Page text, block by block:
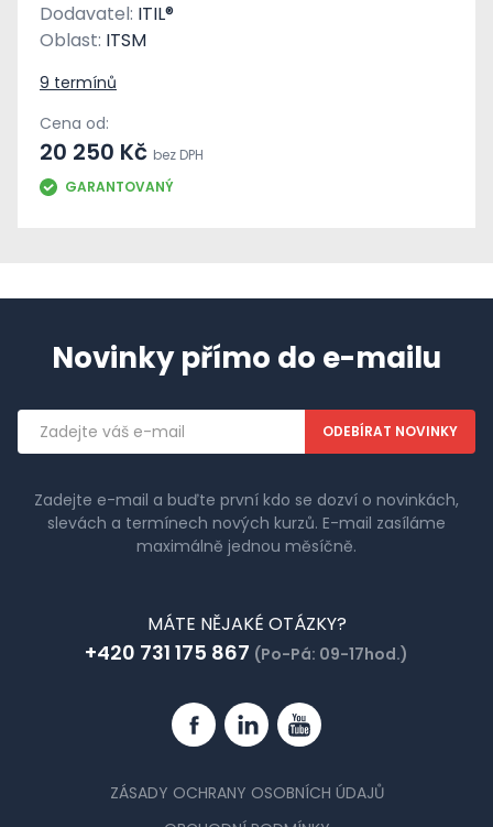
Dodavatel: ITIL®
Oblast: ITSM
9 termínů
Cena od:
20 250 Kč bez DPH
GARANTOVANÝ
Novinky přímo do e-mailu
Emailová
adresa
Zadejte e-mail a buďte první kdo se dozví o novinkách,
slevách a termínech nových kurzů. E-mail zasíláme
maximálně jednou měsíčně.
MÁTE NĚJAKÉ OTÁZKY?
+420 731 175 867 (Po-Pá: 09-17hod.)
FacebookLinkedinYouTube
ZÁSADY OCHRANY OSOBNÍCH ÚDAJŮ